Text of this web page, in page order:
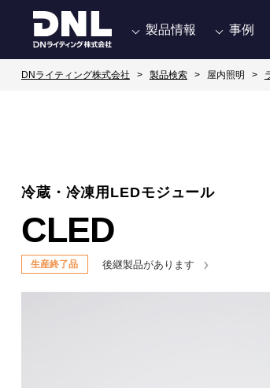
製品情報 事例
DNライティング株式会社 製品検索 屋内照明
冷蔵・冷凍用LEDモジュール
CLED
生産終了品 後継製品があります